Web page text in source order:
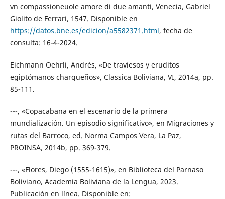
vn compassioneuole amore di due amanti, Venecia, Gabriel
Giolito de Ferrari, 1547. Disponible en
https://datos.bne.es/edicion/a5582371.html, fecha de
consulta: 16-4-2024.
Eichmann Oehrli, Andrés, «De traviesos y eruditos
egiptómanos charqueños», Classica Boliviana, VI, 2014a, pp.
85-111.
---, «Copacabana en el escenario de la primera
mundialización. Un episodio significativo», en Migraciones y
rutas del Barroco, ed. Norma Campos Vera, La Paz,
PROINSA, 2014b, pp. 369-379.
---, «Flores, Diego (1555-1615)», en Biblioteca del Parnaso
Boliviano, Academia Boliviana de la Lengua, 2023.
Publicación en línea. Disponible en: